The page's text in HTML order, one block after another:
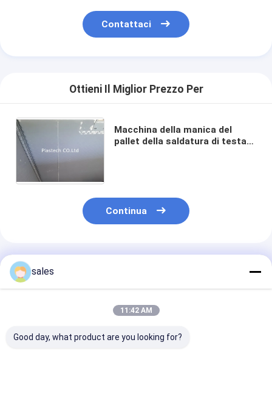
Contattaci
Ottieni Il Miglior Prezzo Per
Macchina della manica del
pallet della saldatura di testa
Continua
Prodotti Raccomandati
sales
11:42 AM
Good day, what product are you looking for?